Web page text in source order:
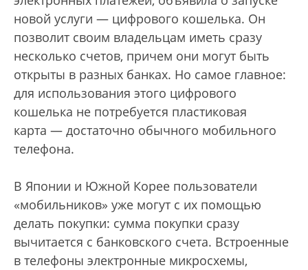
новой услуги — цифрового кошелька. Он
позволит своим владельцам иметь сразу
несколько счетов, причем они могут быть
открыты в разных банках. Но самое главное:
для использования этого цифрового
кошелька не потребуется пластиковая
карта — достаточно обычного мобильного
телефона.
В Японии и Южной Корее пользователи
«мобильников» уже могут с их помощью
делать покупки: сумма покупки сразу
вычитается с банковского счета. Встроенные
в телефоны электронные микросхемы,